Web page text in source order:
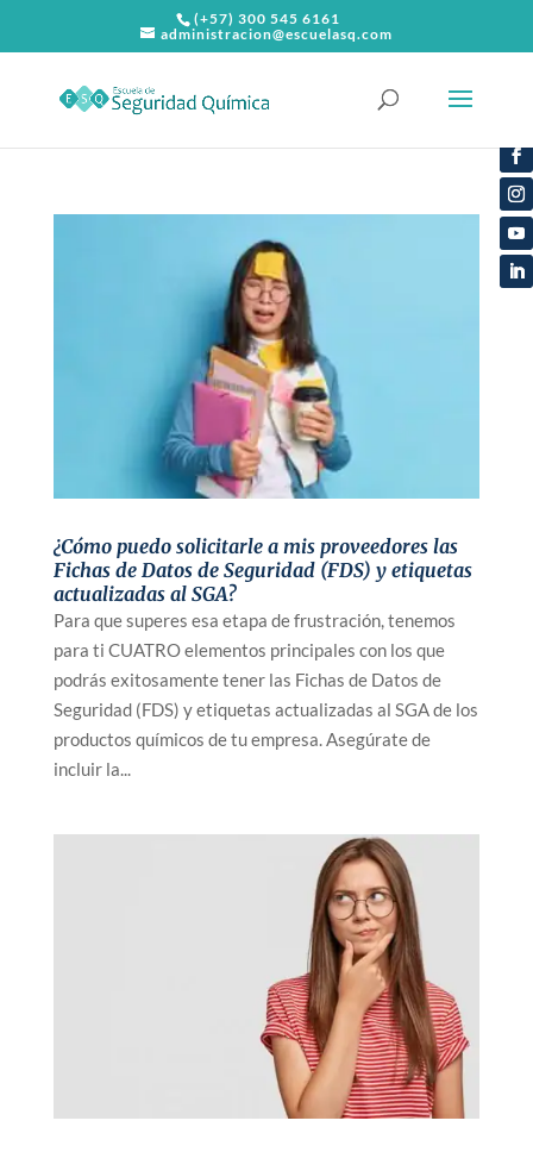
(+57) 300 545 6161
administracion@escuelasq.com
¿Cómo puedo solicitarle a mis proveedores las
Fichas de Datos de Seguridad (FDS) y etiquetas
actualizadas al SGA?
Para que superes esa etapa de frustración, tenemos
para ti CUATRO elementos principales con los que
podrás exitosamente tener las Fichas de Datos de
Seguridad (FDS) y etiquetas actualizadas al SGA de los
productos químicos de tu empresa. Asegúrate de
incluir la...